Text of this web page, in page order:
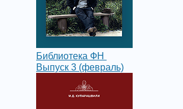
Библиотека ФН
Выпуск 3 (февраль)